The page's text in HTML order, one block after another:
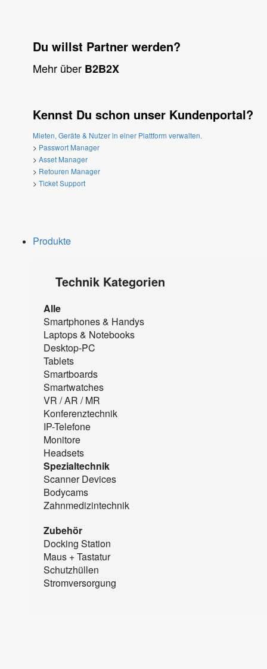
Du willst Partner werden?
Mehr über B2B2X
Kennst Du schon unser Kundenportal?
Mieten, Geräte & Nutzer in einer Plattform verwalten.
> Passwort Manager
> Asset Manager
> Retouren Manager
> Ticket Support
Produkte
Technik Kategorien
Alle
Smartphones & Handys
Laptops & Notebooks
Desktop-PC
Tablets
Smartboards
Smartwatches
VR / AR / MR
Konferenztechnik
IP-Telefone
Monitore
Headsets
Spezialtechnik
Scanner Devices
Bodycams
Zahnmedizintechnik
Zubehör
Docking Station
Maus + Tastatur
Schutzhüllen
Stromversorgung